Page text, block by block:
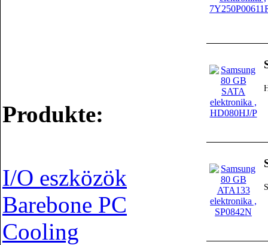
Produkte:
I/O eszközök
Barebone PC
Cooling